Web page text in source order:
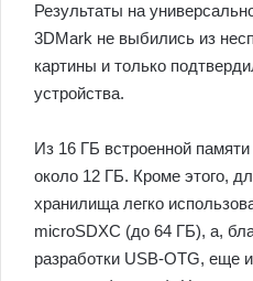
Результаты на
3DMark не выбились из
картины и только
устройства.
Из 16 ГБ встроенной
около 12 ГБ. Кроме этого,
хранилища легко
microSDXC (до 64 ГБ), а,
разработки USB-OTG, еще